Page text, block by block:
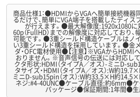
商品仕様1：●HDMIからVGAへ簡単接続機器
るだけで、簡単にVGA端子を搭載したディス
が行えます。●最大解像度:1920x1080に
60p（FullHD）までの解像度に対応しており
可能です。●3重シールド構造ケーブルはノ
い3重シールド構造を採用しています。●金
ダ・OFC電材使用●【注意】※VGAからHDMI
おりません。※音声信号の伝送には対応し
クタ形状:HDMI（タイプA／オス）-ミニD-
タサイズ・HDMI（タイプA／オス）:W約
ミニD-sub15pin（オス）:W約33.5×H約
ネジ:#4-40UNC●ケーブル直径:約6mm●
パッケージ●保証期間:1年間●生